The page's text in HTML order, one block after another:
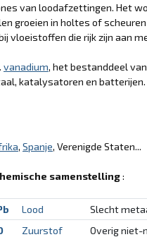
van loodafzettingen. Het
groeien in holtes of scheuren
vloeistoffen die rijk zijn aan
vanadium, het bestanddeel
katalysatoren en
, Spanje, Verenigde Staten...
samenstelling:
Lood Slecht
Zuurstof Overig niet-